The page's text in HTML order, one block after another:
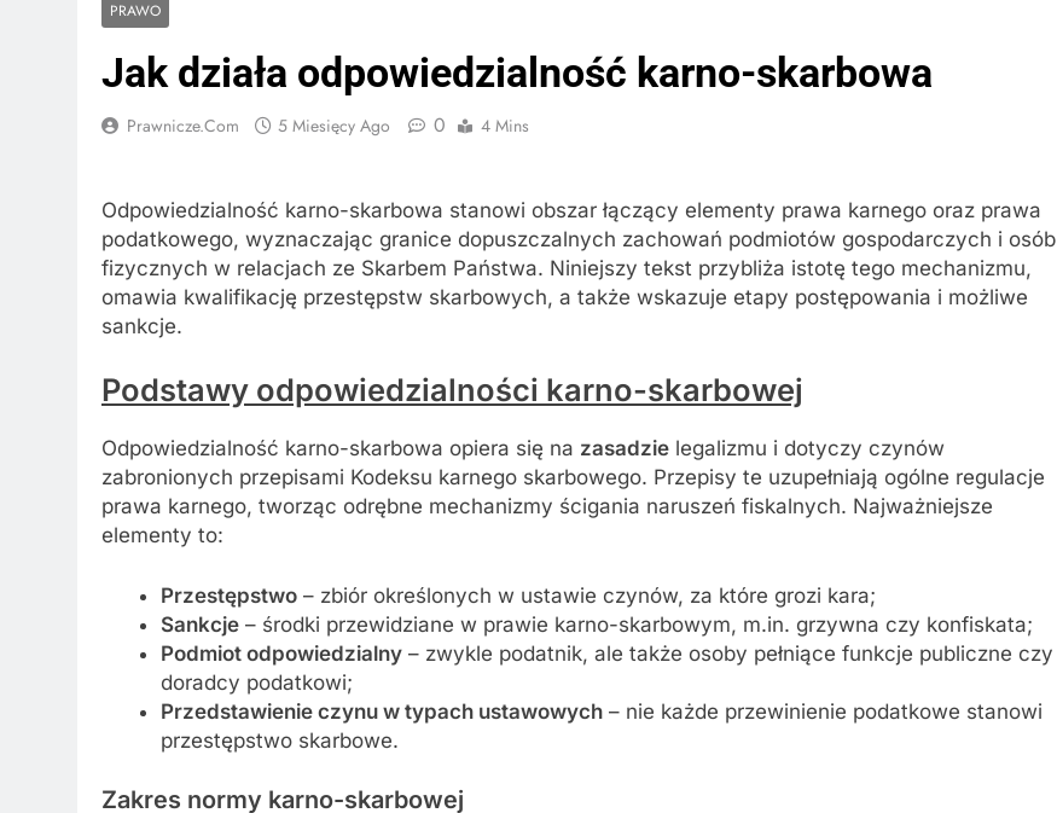
PRAWO
Jak działa odpowiedzialność karno-skarbowa
Prawnicze.com 5 Miesięcy Ago 0 4 Mins
Odpowiedzialność karno-skarbowa stanowi obszar łączący elementy prawa karnego oraz prawa
podatkowego, wyznaczając granice dopuszczalnych zachowań podmiotów gospodarczych i osób
fizycznych w relacjach ze Skarbem Państwa. Niniejszy tekst przybliża istotę tego mechanizmu,
omawia kwalifikację przestępstw skarbowych, a także wskazuje etapy postępowania i możliwe
sankcje.
Podstawy odpowiedzialności karno-skarbowej
Odpowiedzialność karno-skarbowa opiera się na zasadzie legalizmu i dotyczy czynów
zabronionych przepisami Kodeksu karnego skarbowego. Przepisy te uzupełniają ogólne regulacje
prawa karnego, tworząc odrębne mechanizmy ścigania naruszeń fiskalnych. Najważniejsze
elementy to:
Przestępstwo– zbiór określonych w ustawie czynów, za które grozi kara;
Sankcje– środki przewidziane w prawie karno-skarbowym, m.in. grzywna czy konfiskata;
Podmiot odpowiedzialny– zwykle podatnik, ale także osoby pełniące funkcje publiczne czy
doradcy podatkowi;
Przedstawienie czynu w typach ustawowych– nie każde przewinienie podatkowe stanowi
przestępstwo skarbowe.
Zakres normy karno-skarbowej